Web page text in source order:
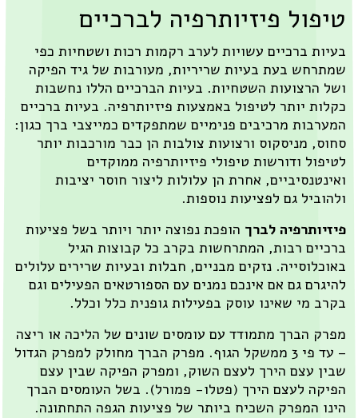
פיזיותרפיה לברכיים
ברכיים עשויות לערב רקמות רכות ושטחיות כפי
בעת בעיות שריריות, מעורבות של גיד הפיקה
הרצועות השטחיות. בעיות הברכיים הללו נחשבות
יותר לטיפול באמצעות פיזיותרפיה. בעיות ברכיים
מרכיבים פנימיים שמתפקדים כמייצבי ברך כגון:
מניסקוס ורצועות צולבות הן כבר מורכבות יותר
ודורשות טיפולי פיזיותרפיה ממוקדים
אחרת הן עלולות ליצור חוסר יציבות
גם לפציעות נוספות.
לברךהופכת נפוצה יותר ויותר בשל פציעות
רבות, המתרחשות בקרב כל קבוצות הגיל
נזקים מבניים, חבלות ובעיות שרירים עלולים
גם אם אינכם נמנים עם הספורטאים הפעילים וגם
מי שאינו עוסק בפעילות גופנית כלל וכלל.
הברך מתמודד עם עומסים שונים של הליכה או ריצה
– עד פי 3 ממשקל הגוף. מפרק הברך מחולק למפרק הגדול
עצם הירך לעצם השוק, ומפרק הפיקה שבין עצם
לעצם הירך (פטלו- פמורל). בשל העומסים הברך
המפרק השכיח ביותר של פציעות הגפה התחתונה.